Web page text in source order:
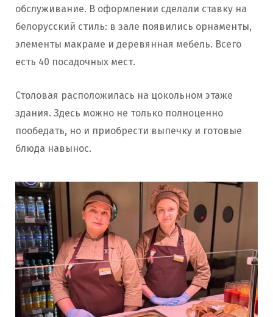
обслуживание. В оформлении сделали ставку на
белорусский стиль: в зале появились орнаменты,
элементы макраме и деревянная мебель. Всего
есть 40 посадочных мест.
Столовая расположилась на цокольном этаже
здания. Здесь можно не только полноценно
пообедать, но и приобрести выпечку и готовые
блюда навынос.